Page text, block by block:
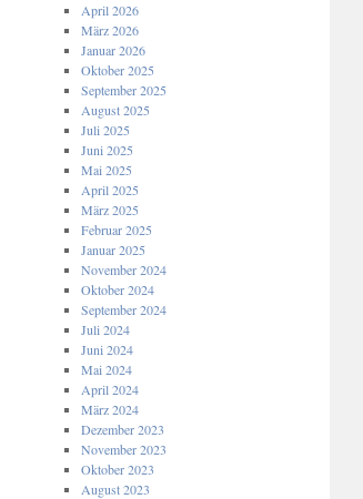
April 2026
März 2026
Januar 2026
Oktober 2025
September 2025
August 2025
Juli 2025
Juni 2025
Mai 2025
April 2025
März 2025
Februar 2025
Januar 2025
November 2024
Oktober 2024
September 2024
Juli 2024
Juni 2024
Mai 2024
April 2024
März 2024
Dezember 2023
November 2023
Oktober 2023
August 2023